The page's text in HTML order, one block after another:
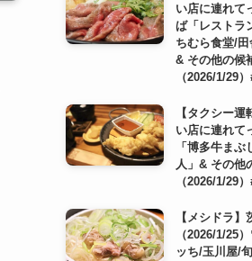
い店に連れて
ば「レストラ
ちむら食堂/田
& その他の候
（2026/1/29
【タクシー
い店に連れて
「博多牛ま
人」& その他
（2026/1/29
【メシドラ
（2026/1/25
ッち/玉川屋/